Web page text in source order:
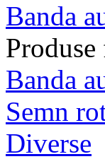
Banda
Banda
Semn
Diverse